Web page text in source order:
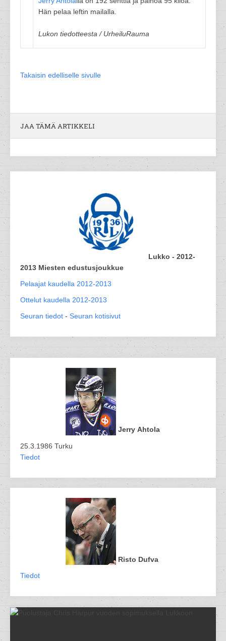
Hän pelaa leftin mailalla.
Lukon tiedotteesta / UrheiluRauma
Takaisin edelliselle sivulle
JAA TÄMÄ ARTIKKELI
Lukko - 2012-
2013 Miesten edustusjoukkue
Pelaajat kaudella 2012-2013
Ottelut kaudella 2012-2013
Seuran tiedot - Seuran kotisivut
Jerry Ahtola
25.3.1986 Turku
Tiedot
Risto Dufva
Tiedot